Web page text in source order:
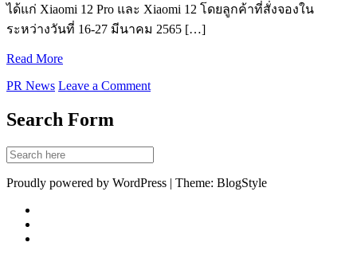
ได้แก่ Xiaomi 12 Pro และ Xiaomi 12 โดยลูกค้าที่สั่งจองใน
ระหว่างวันที่ 16-27 มีนาคม 2565 […]
Read More
PR News Leave a Comment
Search Form
Proudly powered by WordPress | Theme: BlogStyle